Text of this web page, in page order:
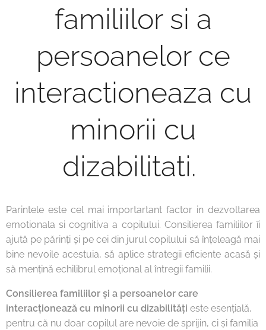
familiilor si a
persoanelor ce
interactioneaza cu
minorii cu
dizabilitati.
Parintele este cel mai importartant factor in dezvoltarea
emotionala si cognitiva a copilului. Consilierea familiilor îi
ajută pe părinți și pe cei din jurul copilului să înțeleagă mai
bine nevoile acestuia, să aplice strategii eficiente acasă și
să mențină echilibrul emoțional al întregii familii.
Consilierea familiilor și a persoanelor care
interacționează cu minorii cu dizabilități este esențială,
pentru că nu doar copilul are nevoie de sprijin, ci și familia